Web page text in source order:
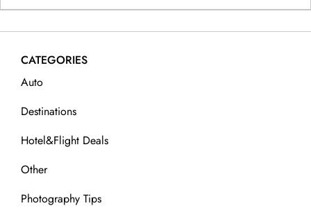
CATEGORIES
Auto
Destinations
Hotel&Flight Deals
Other
Photography Tips